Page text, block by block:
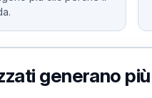
generano